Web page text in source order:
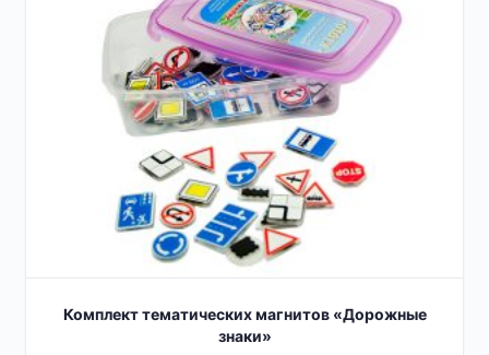
Комплект тематических магнитов «Дорожные
знаки»